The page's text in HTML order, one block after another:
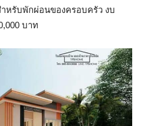
หรับพักผ่อนของครอบครัว งบ
บาท